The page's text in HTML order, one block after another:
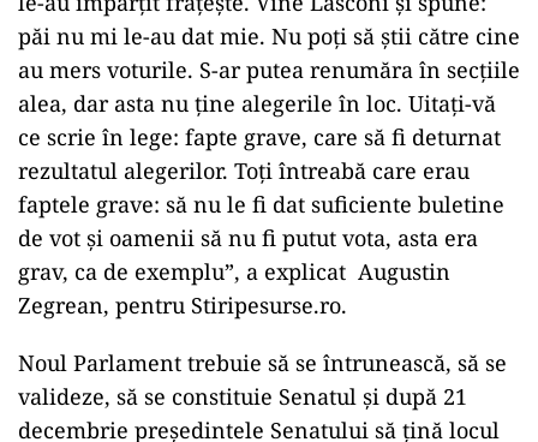
EXCLUSIV
POLITICĂ
233, cifra de parlamentari necesari fie
pentru votarea unui nou guvern, fie
pentru suspendarea președintelui.
Scenariul de groază care ar putea
arunca țara în haos total
Există o dilemă, privind modul în care au fost
repartizate buletinele cu Ludovic Orban, atrage
atenția Zegrean.
,,Problema este că nu știi cui au dat voturile lui
Orban, dacă le-au dat Elenei Lasconi, că poate
le-au împărțit frățește. Vine Lasconi și spune:
păi nu mi le-au dat mie. Nu poți să știi către cine
au mers voturile. S-ar putea renumăra în secțiile